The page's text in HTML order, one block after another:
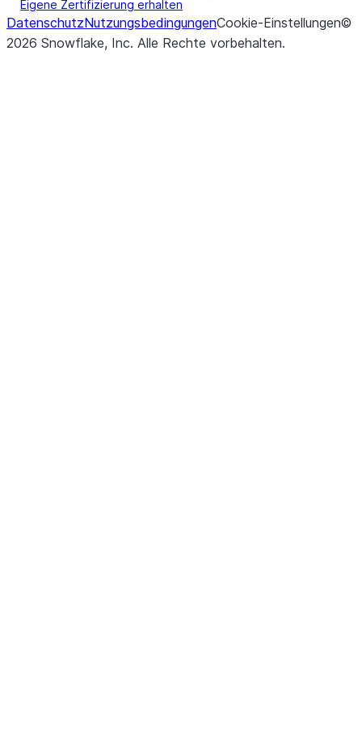
Eigene Zertifizierung erhalten
DatenschutzNutzungsbedingungenCookie-Einstellungen©
2026 Snowflake, Inc. Alle Rechte vorbehalten.